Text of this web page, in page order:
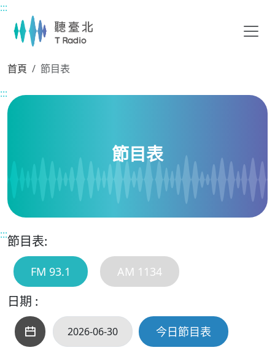
主要內容區塊
:::
首頁
節目表
:::
節目表
:::節目表:
FM 93.1 AM 1134
日期 :
今日節目表